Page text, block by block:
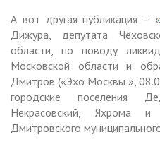
А вот другая публикация – «
Дижура, депутата
области, по поводу
Московской области и
Дмитров («Эхо Москвы »,
городские поселения
Некрасовский, Яхрома
Дмитровского